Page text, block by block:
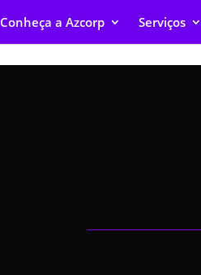
Conheça a Azcorp Serviços